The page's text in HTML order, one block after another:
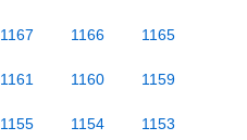
1167 1166 1165
1161 1160 1159
1155 1154 1153